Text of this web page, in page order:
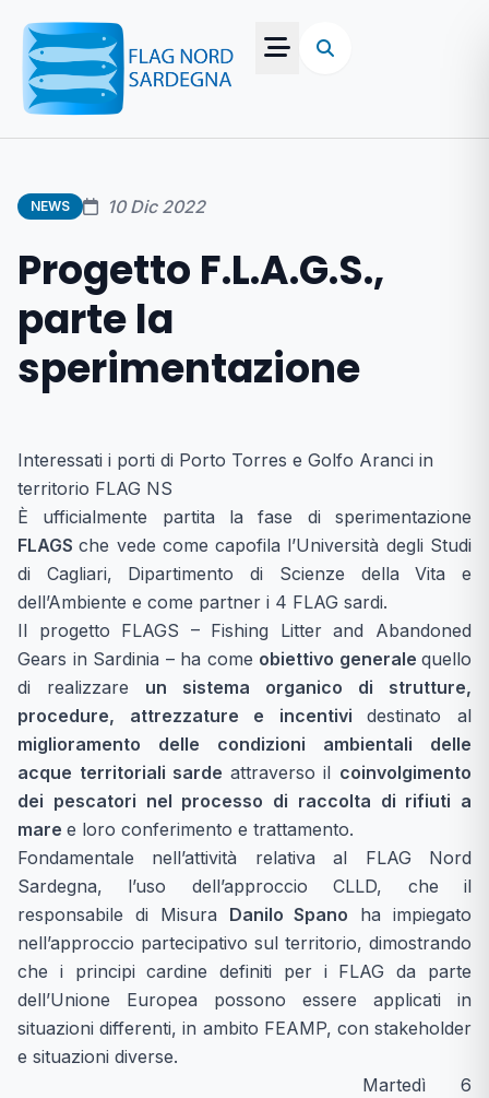
NEWS 10 Dic 2022
Progetto F.L.A.G.S.,
parte la
sperimentazione
Interessati i porti di Porto Torres e Golfo Aranci in
territorio FLAG NS
È ufficialmente partita la fase di sperimentazione
FLAGSche vede come capofila l’Università degli Studi
di Cagliari, Dipartimento di Scienze della Vita e
dell’Ambiente e come partner i 4 FLAG sardi.
Il progetto FLAGS – Fishing Litter and Abandoned
Gears in Sardinia – ha come obiettivo generale quello
di realizzare un sistema organico di strutture,
procedure, attrezzature e incentividestinato al
miglioramento delle condizioni ambientali delle
acque territoriali sarde attraverso il coinvolgimento
dei pescatori nel processo di raccolta di rifiuti a
mare e loro conferimento e trattamento.
Fondamentale nell’attività relativa al FLAG Nord
Sardegna, l’uso dell’approccio CLLD, che il
responsabile di Misura Danilo Spano ha impiegato
nell’approccio partecipativo sul territorio, dimostrando
che i principi cardine definiti per i FLAG da parte
dell’Unione Europea possono essere applicati in
situazioni differenti, in ambito FEAMP, con stakeholder
e situazioni diverse.
Martedì 6